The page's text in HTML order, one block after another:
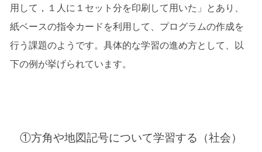
用して，１人に１セット分を印刷して用いた」とあり、
紙ベースの指令カードを利用して、プログラムの作成を
行う課題のようです。具体的な学習の進め方として、以
下の例が挙げられています。
①方角や地図記号について学習する（社会）